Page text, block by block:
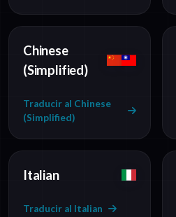
Chinese
(Simplified)
Traducir al Chinese
(Simplified)
Italian
Traducir al Italian